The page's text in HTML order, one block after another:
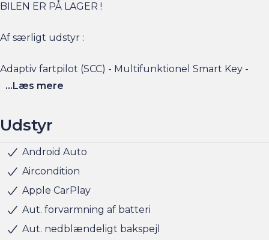
BILEN ER PÅ LAGER !
Af særligt udstyr :
Adaptiv fartpilot (SCC) - Multifunktionel Smart Key -
bakkamera - parkeringssensor for og bag - LED for og
Rækkevidde: (WLTP): 416 km
Hjemmeladning 0-100% : 11 kw (ca. 6,5 timer)
Hurtigladning: 150 kw (10-80% = ca. 30 min)
...Læs mere
Udstyr
Android Auto
Aircondition
Apple CarPlay
Aut. forvarmning af batteri
Aut. nedblændeligt bakspejl
Nøglefri døre
Nøglefri start
Parkeringssensor for
Parkeringssensor bag
LED baglygter
LED forlygter
LED kørelys
Armlæn
Højdejusterbart førersæde
Kopholder
6 Airbags
Automatisk nødbremsesystem
ESP
Lyssensor
Startspærre